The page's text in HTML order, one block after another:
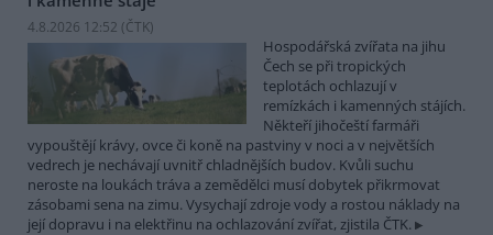
4.8.2026 12:52 (ČTK)
Hospodářská zvířata na jihu
Čech se při tropických
teplotách ochlazují v
remízkách i kamenných stájích.
Někteří jihočeští farmáři
vypouštějí krávy, ovce či koně na pastviny v noci a v největších
vedrech je nechávají uvnitř chladnějších budov. Kvůli suchu
neroste na loukách tráva a zemědělci musí dobytek přikrmovat
zásobami sena na zimu. Vysychají zdroje vody a rostou náklady na
její dopravu i na elektřinu na ochlazování zvířat, zjistila ČTK.